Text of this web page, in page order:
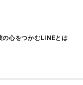
の心をつかむLINEとは